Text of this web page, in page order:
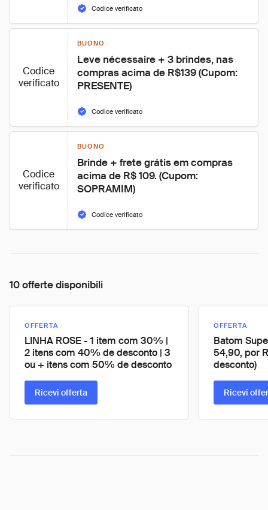
Codice verificato
Codice
verificato
BUONO
Leve nécessaire + 3 brindes, nas
compras acima de R$139 (Cupom:
PRESENTE)
Codice verificato
Codice
verificato
BUONO
Brinde + frete grátis em compras
acima de R$ 109. (Cupom:
SOPRAMIM)
Codice verificato
10 offerte disponibili
OFFERTA
LINHA ROSE - 1 item com 30% |
2 itens com 40% de desconto | 3
ou + itens com 50% de desconto
Ricevi offerta
OFFERTA
Batom
54,90, por
desconto)
Ricevi